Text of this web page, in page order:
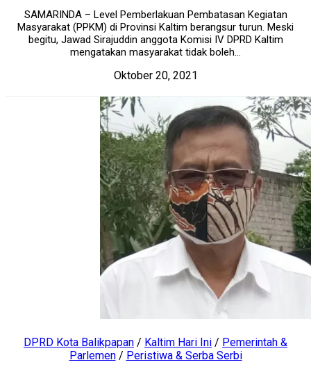
SAMARINDA – Level Pemberlakuan Pembatasan Kegiatan
Masyarakat (PPKM) di Provinsi Kaltim berangsur turun. Meski
begitu, Jawad Sirajuddin anggota Komisi IV DPRD Kaltim
mengatakan masyarakat tidak boleh...
Oktober 20, 2021
DPRD Kota Balikpapan / Kaltim Hari Ini / Pemerintah &
Parlemen/ Peristiwa & Serba Serbi